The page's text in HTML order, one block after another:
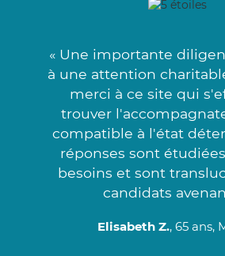
« Une importante
à une attention
merci à ce site qui
trouver
compatible à l'état
réponses sont
besoins et sont
candidats
Elisabeth Z., 65 ans,